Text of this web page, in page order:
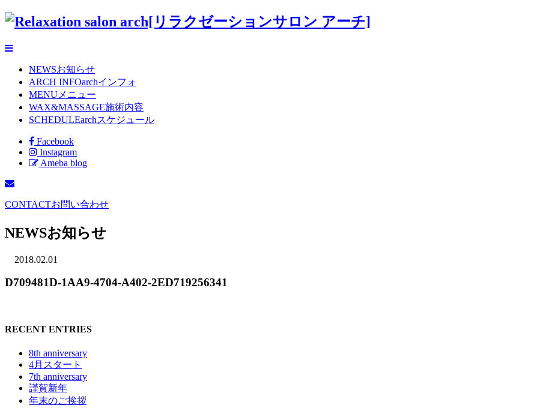
NEWSお知らせ
ARCH INFOarchインフォ
MENU メニュー
WAX&MASSAGE施術内容
SCHEDULEarchスケジュール
Facebook
Instagram
Ameba blog
CONTACTお問い合わせ
NEWSお知らせ
2018.02.01
D709481D-1AA9-4704-A402-2ED719256341
RECENT ENTRIES
8th anniversary
4月スタート
7th anniversary
謹賀新年
年末のご挨拶